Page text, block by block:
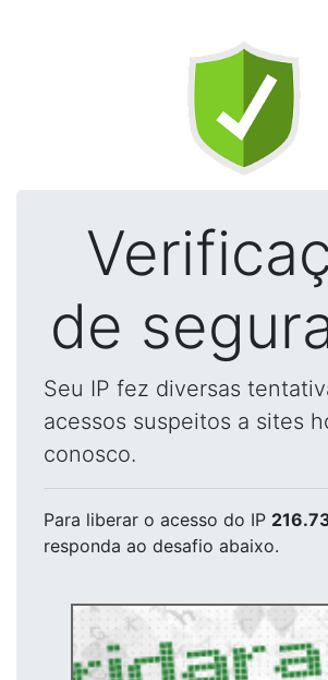
de
Seu IP fez diversas
acessos suspeitos a sites
conosco.
Para liberar o acesso do IP
responda ao desafio abaixo.